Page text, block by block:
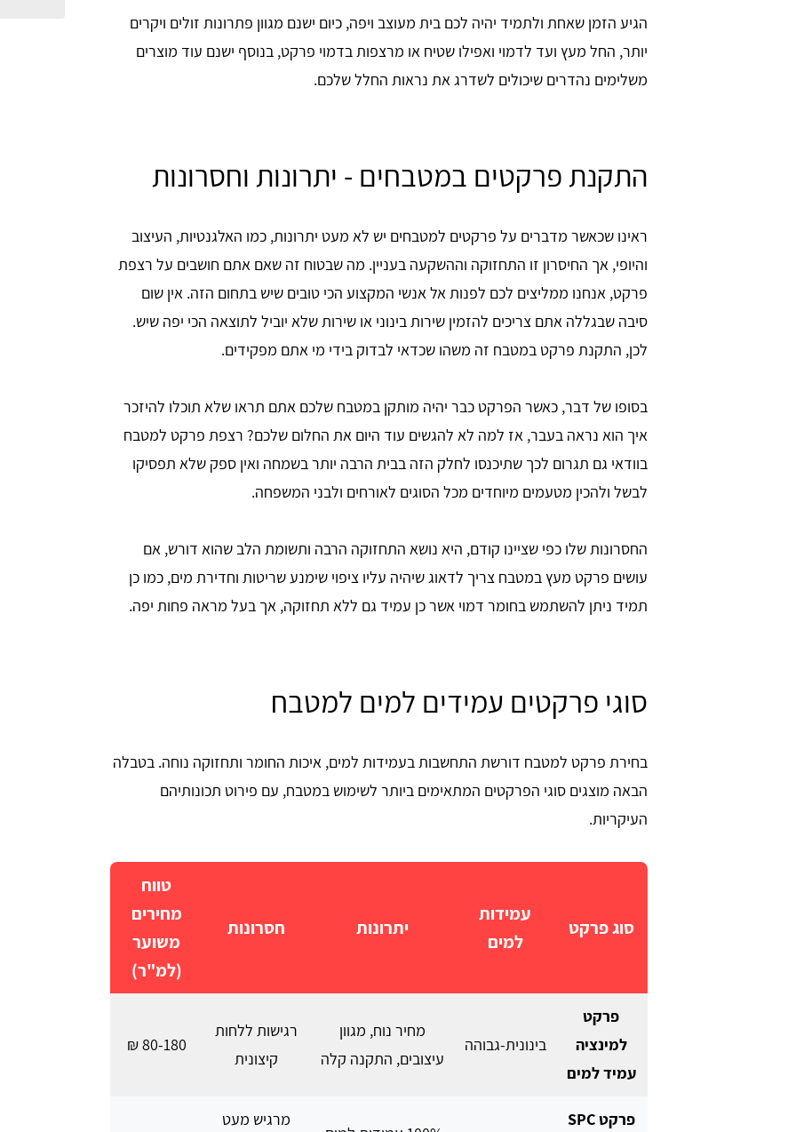
הגיע הזמן שאחת ולתמיד יהיה לכם בית מעוצב ויפה, כיום ישנם מגוון פתרונות זולים ויקרים
יותר, החל מעץ ועד לדמוי ואפילו שטיח או מרצפות בדמוי פרקט, בנוסף ישנם עוד מוצרים
משלימים נהדרים שיכולים לשדרג את נראות החלל שלכם.
התקנת פרקטים במטבחים - יתרונות וחסרונות
ראינו שכאשר מדברים על פרקטים למטבחים יש לא מעט יתרונות, כמו האלגנטיות, העיצוב
והיופי, אך החיסרון זו התחזוקה וההשקעה בעניין. מה שבטוח זה שאם אתם חושבים על רצפת
פרקט, אנחנו ממליצים לכם לפנות אל אנשי המקצוע הכי טובים שיש בתחום הזה. אין שום
סיבה שבגללה אתם צריכים להזמין שירות בינוני או שירות שלא יוביל לתוצאה הכי יפה שיש.
לכן, התקנת פרקט במטבח זה משהו שכדאי לבדוק בידי מי אתם מפקידים.
בסופו של דבר, כאשר הפרקט כבר יהיה מותקן במטבח שלכם אתם תראו שלא תוכלו להיזכר
איך הוא נראה בעבר, אז למה לא להגשים עוד היום את החלום שלכם? רצפת פרקט למטבח
בוודאי גם תגרום לכך שתיכנסו לחלק הזה בבית הרבה יותר בשמחה ואין ספק שלא תפסיקו
לבשל ולהכין מטעמים מיוחדים מכל הסוגים לאורחים ולבני המשפחה.
החסרונות שלו כפי שציינו קודם, היא נושא התחזוקה הרבה ותשומת הלב שהוא דורש, אם
עושים פרקט מעץ במטבח צריך לדאוג שיהיה עליו ציפוי שימנע שריטות וחדירת מים, כמו כן
תמיד ניתן להשתמש בחומר דמוי אשר כן עמיד גם ללא תחזוקה, אך בעל מראה פחות יפה.
סוגי פרקטים עמידים למים למטבח
בחירת פרקט למטבח דורשת התחשבות בעמידות למים, איכות החומר ותחזוקה נוחה. בטבלה
הבאה מוצגים סוגי הפרקטים המתאימים ביותר לשימוש במטבח, עם פירוט תכונותיהם
העיקריות.
סוג פרקט
עמידות
למים
יתרונות חסרונות
טווח
מחירים
משוער
(למ"ר)
פרקט
למינציה
עמיד למים
בינונית-גבוהה
מחיר נוח, מגוון
עיצובים, התקנה קלה
רגישות ללחות
קיצונית
80-180 ₪
פרקט SPC מרגיש מעט